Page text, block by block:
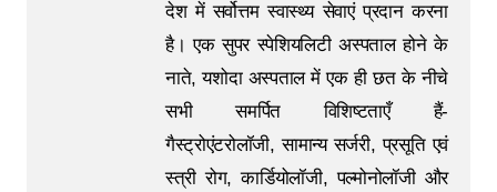
देश में सर्वोत्तम स्वास्थ्य सेवाएं प्रदान करना
है। एक सुपर स्पेशियलिटी अस्पताल होने के
नाते, यशोदा अस्पताल में एक ही छत के नीचे
सभी समर्पित विशिष्टताएँ हैं-
गैस्ट्रोएंटरोलॉजी, सामान्य सर्जरी, प्रसूति एवं
स्त्री रोग, कार्डियोलॉजी, पल्मोनोलॉजी और